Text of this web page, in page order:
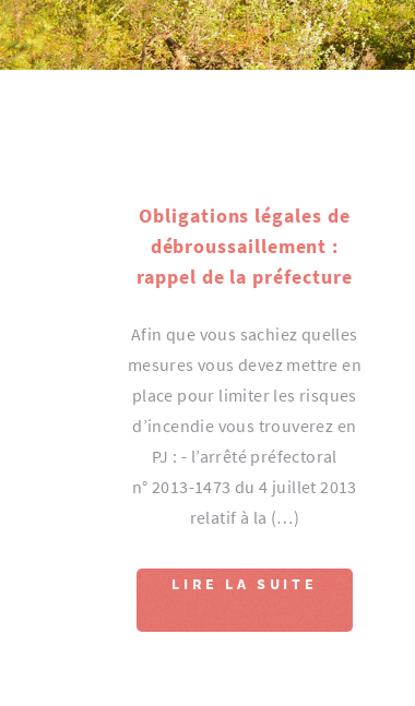
Obligations légales de
débroussaillement :
rappel de la préfecture
Afin que vous sachiez quelles
mesures vous devez mettre en
place pour limiter les risques
d’incendie vous trouverez en
PJ : - l’arrêté préfectoral
n° 2013-1473 du 4 juillet 2013
relatif à la (…)
LIRE LA SUITE